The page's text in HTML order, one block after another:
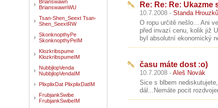
Re: Re: Re:
10.7.2008 - Standa Hrouzků
O ropu určitě nešlo... Ani
před invazí cenu, kolik již
byl absolutní ekonomický
času máte dost :o)
10.7.2008 - Aleš Novák
Sice s blbem
dál...Nemáte pocit
Brianswawn
BrianswawnWU
Tsan-Shen_Seext Tsan-
Shen_SeextRW
SkonknopthyPe
SkonknopthyPeIM
Klozkribspume
KlozkribspumeIM
NubbjlopVenda
NubbjlopVendaIM
PlixplixDat PlixplixDatIM
FrubjankSwibe
FrubjankSwibeIM